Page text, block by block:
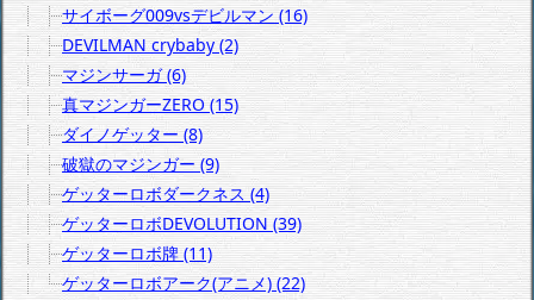
サイボーグ009vsデビルマン (16)
DEVILMAN crybaby (2)
マジンサーガ (6)
真マジンガーZERO (15)
ダイノゲッター (8)
破獄のマジンガー (9)
ゲッターロボダークネス (4)
ゲッターロボDEVOLUTION (39)
ゲッターロボ牌 (11)
ゲッターロボアーク(アニメ) (22)